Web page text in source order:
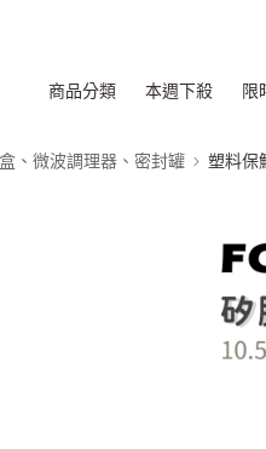
商品分類 本週下殺 限
、微波調理器、密封罐 塑料保